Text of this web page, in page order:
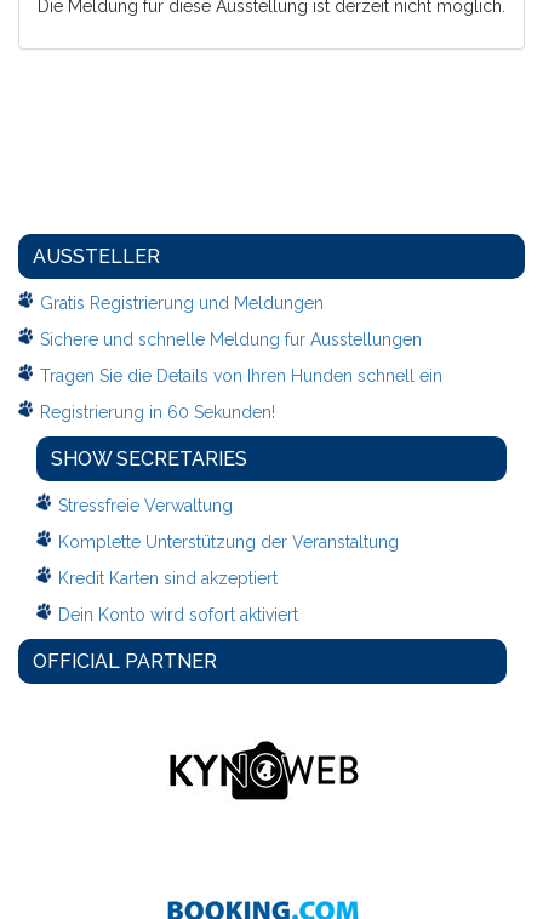
Die Meldung für diese Ausstellung ist derzeit nicht möglich.
AUSSTELLER
Gratis Registrierung und Meldungen
Sichere und schnelle Meldung fur Ausstellungen
Tragen Sie die Details von Ihren Hunden schnell ein
Registrierung in 60 Sekunden!
SHOW SECRETARIES
Stressfreie Verwaltung
Komplette Unterstützung der Veranstaltung
Kredit Karten sind akzeptiert
Dein Konto wird sofort aktiviert
OFFICIAL PARTNER